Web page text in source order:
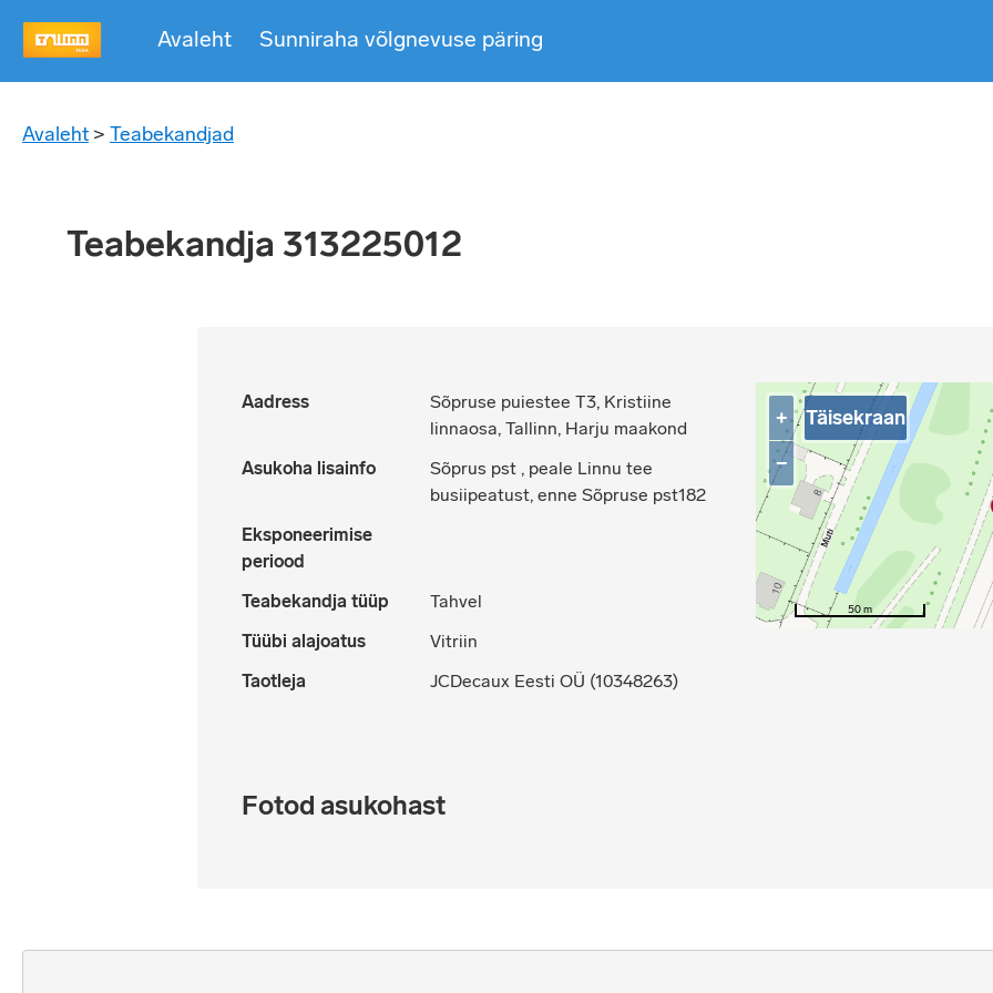
Avaleht Sunniraha võlgnevuse päring
Avaleht > Teabekandjad
Teabekandja 313225012
Aadress
Sõpruse puiestee T3, Kristiine
linnaosa, Tallinn, Harju maakond
Asukoha lisainfo
Sõprus pst , peale Linnu tee
busiipeatust, enne Sõpruse pst182
Eksponeerimise
periood
Teabekandja tüüp
Tahvel
Tüübi alajoatus
Vitriin
Taotleja
JCDecaux Eesti OÜ (10348263)
50 m
Täisekraan
+
−
Fotod asukohast